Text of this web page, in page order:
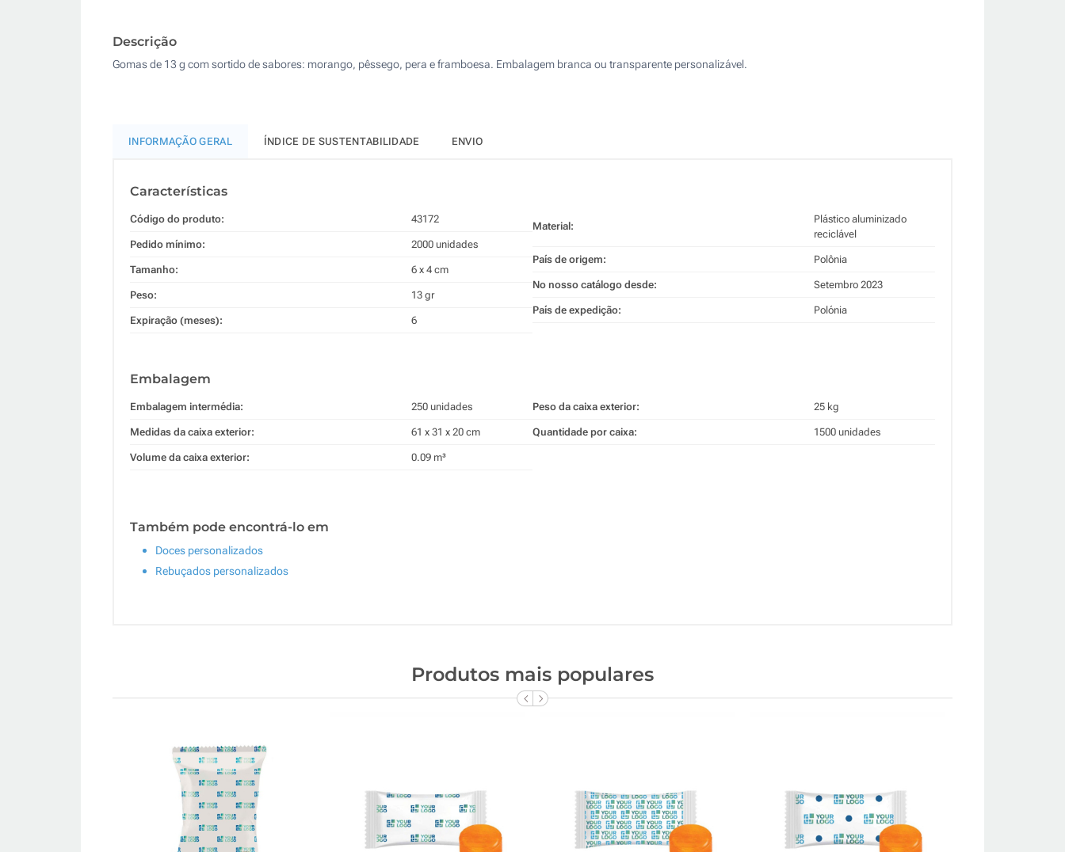
20000
Descrição
Gomas de 13 g com sortido de sabores: morango, pêssego, pera e framboesa. Embalagem branca ou transparente personalizável.
INFORMAÇÃO GERAL ÍNDICE DE SUSTENTABILIDADE ENVIO
Características
Código do produto: 43172
Pedido mínimo: 2000 unidades
Tamanho: 6 x 4 cm
Peso: 13 gr
Expiração (meses): 6
Material:
Plástico aluminizado
reciclável
País de origem: Polônia
No nosso catálogo desde: Setembro 2023
País de expedição: Polónia
Embalagem
Embalagem intermédia: 250 unidades
Medidas da caixa exterior: 61 x 31 x 20 cm
Volume da caixa exterior: 0.09 m³
Peso da caixa exterior: 25 kg
Quantidade por caixa: 1500 unidades
Também pode encontrá-lo em
Doces personalizados
Rebuçados personalizados
Produtos mais populares